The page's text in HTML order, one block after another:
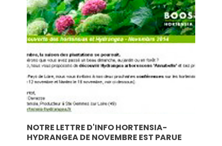
NOTRE LETTRE D'INFO HORTENSIA-
HYDRANGEA DE NOVEMBRE EST PARUE